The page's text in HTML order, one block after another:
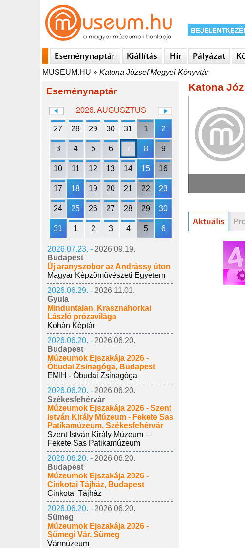
MUSEUM.HU » Katona József Megyei Könyvtár
Eseménynaptár
2026. AUGUSZTUS
27 28 29 30 31 1 2
3 4 5 6 7 8 9
10 11 12 13 14 15 16
17 18 19 20 21 22 23
24 25 26 27 28 29 30
31 1 2 3 4 5 6
2026.07.23. - 2026.09.19.
Budapest
Új aranyszobor az Andrássy úton
Magyar Képzőművészeti Egyetem
2026.06.29. - 2026.11.01.
Gyula
Minduntalan. Krasznahorkai
László prózavilága
Kohán Képtár
2026.06.20. - 2026.06.20.
Budapest
Múzeumok Éjszakája 2026 -
Óbudai Zsinagóga, Budapest
EMIH - Óbudai Zsinagóga
2026.06.20. - 2026.06.20.
Székesfehérvár
Múzeumok Éjszakája 2026 - Szent
István Király Múzeum - Fekete Sas
Patikamúzeum, Székesfehérvár
Szent István Király Múzeum –
Fekete Sas Patikamúzeum
2026.06.20. - 2026.06.20.
Budapest
Múzeumok Éjszakája 2026 -
Cinkotai Tájház, Budapest
Cinkotai Tájház
2026.06.20. - 2026.06.20.
Sümeg
Múzeumok Éjszakája 2026 -
Sümegi Vár, Sümeg
Vármúzeum
Katona